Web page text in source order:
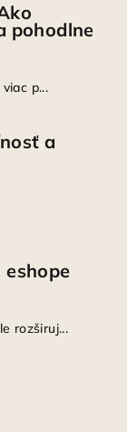
pohodlne
p...
a
rozširuj...